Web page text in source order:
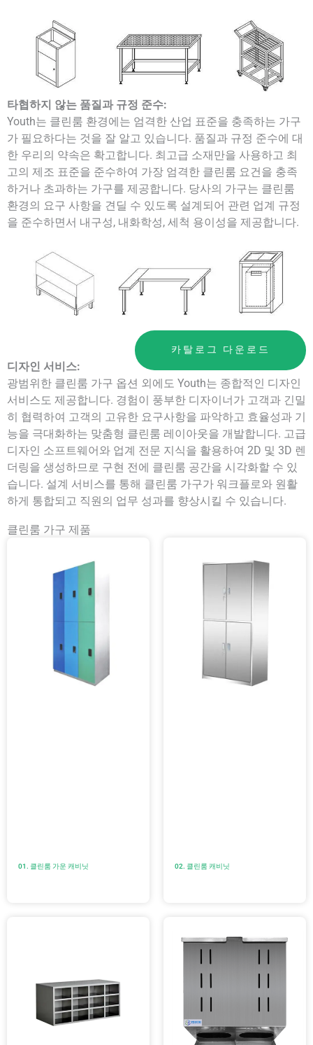
타협하지 않는 품질과 규정 준수:
Youth는 클린룸 환경에는 엄격한 산업 표준을 충족하는 가구
가 필요하다는 것을 잘 알고 있습니다. 품질과 규정 준수에 대
한 우리의 약속은 확고합니다. 최고급 소재만을 사용하고 최
고의 제조 표준을 준수하여 가장 엄격한 클린룸 요건을 충족
하거나 초과하는 가구를 제공합니다. 당사의 가구는 클린룸
환경의 요구 사항을 견딜 수 있도록 설계되어 관련 업계 규정
을 준수하면서 내구성, 내화학성, 세척 용이성을 제공합니다.
카탈로그 다운로드
디자인 서비스:
광범위한 클린룸 가구 옵션 외에도 Youth는 종합적인 디자인
서비스도 제공합니다. 경험이 풍부한 디자이너가 고객과 긴밀
히 협력하여 고객의 고유한 요구사항을 파악하고 효율성과 기
능을 극대화하는 맞춤형 클린룸 레이아웃을 개발합니다. 고급
디자인 소프트웨어와 업계 전문 지식을 활용하여 2D 및 3D 렌
더링을 생성하므로 구현 전에 클린룸 공간을 시각화할 수 있
습니다. 설계 서비스를 통해 클린룸 가구가 워크플로와 원활
하게 통합되고 직원의 업무 성과를 향상시킬 수 있습니다.
클린룸 가구 제품
01. 클린룸 가운 캐비닛 02. 클린룸 캐비닛